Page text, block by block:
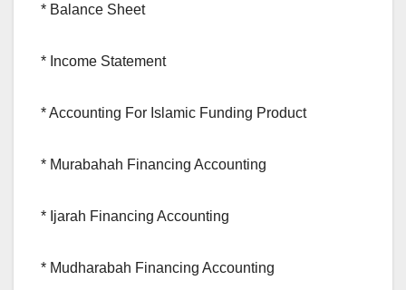
* Balance Sheet
* Income Statement
* Accounting For Islamic Funding Product
* Murabahah Financing Accounting
* Ijarah Financing Accounting
* Mudharabah Financing Accounting